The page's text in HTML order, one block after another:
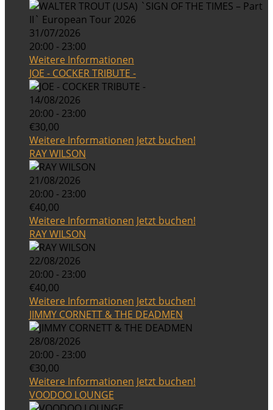
31/07/2026
20:00 - 23:00
Weitere Informationen
JOE - COCKER TRIBUTE -
14/08/2026
20:00 - 23:00
€30,00
Weitere Informationen Jetzt buchen!
RAY WILSON
21/08/2026
20:00 - 23:00
€40,00
Weitere Informationen Jetzt buchen!
RAY WILSON
22/08/2026
20:00 - 23:00
€40,00
Weitere Informationen Jetzt buchen!
JIMMY CORNETT & THE DEADMEN
28/08/2026
20:00 - 23:00
€30,00
Weitere Informationen Jetzt buchen!
VOODOO LOUNGE